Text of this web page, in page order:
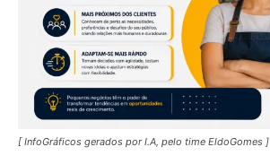
[ InfoGráficos gerados por I.A, pelo time EldoGomes ]